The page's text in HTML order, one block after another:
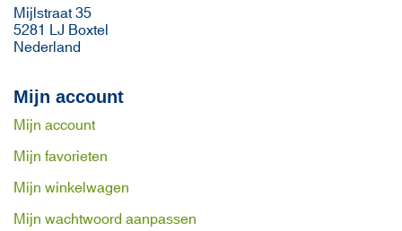
Mijlstraat 35
5281 LJ Boxtel
Nederland
Mijn account
Mijn account
Mijn favorieten
Mijn winkelwagen
Mijn wachtwoord aanpassen